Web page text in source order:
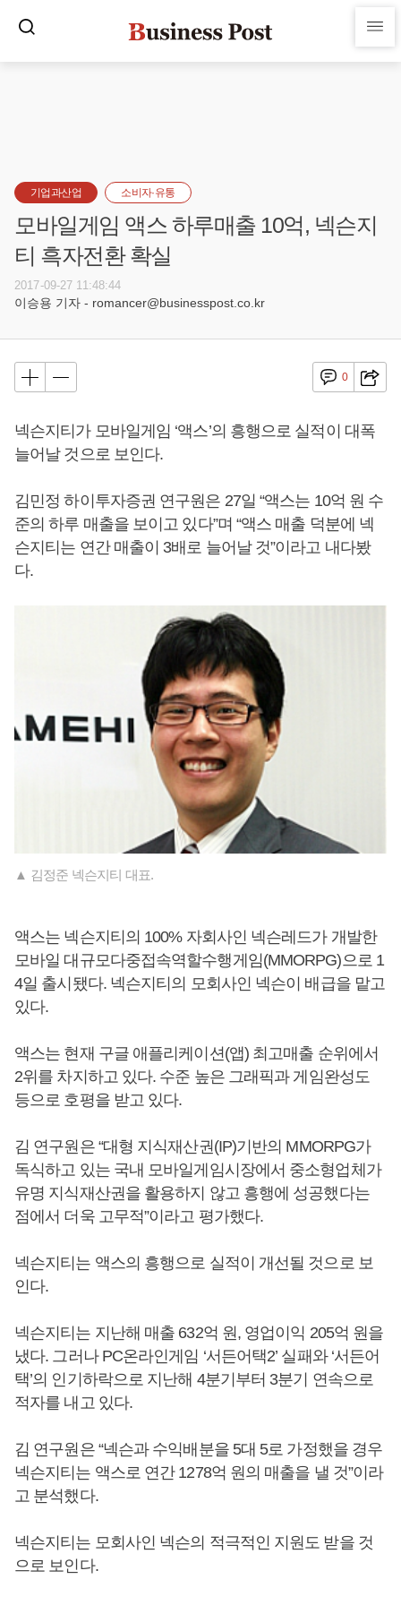
기업과산업 소비자·유통
모바일게임 액스 하루매출 10억, 넥슨지
티 흑자전환 확실
2017-09-27 11:48:44
이승용 기자 - romancer@businesspost.co.kr
0
넥슨지티가 모바일게임 ‘액스’의 흥행으로 실적이 대폭
늘어날 것으로 보인다.
김민정 하이투자증권 연구원은 27일 “액스는 10억 원 수
준의 하루 매출을 보이고 있다”며 “액스 매출 덕분에 넥
슨지티는 연간 매출이 3배로 늘어날 것”이라고 내다봤
다.
▲ 김정준 넥슨지티 대표.
액스는 넥슨지티의 100% 자회사인 넥슨레드가 개발한
모바일 대규모다중접속역할수행게임(MMORPG)으로 1
4일 출시됐다. 넥슨지티의 모회사인 넥슨이 배급을 맡고
있다.
액스는 현재 구글 애플리케이션(앱) 최고매출 순위에서
2위를 차지하고 있다. 수준 높은 그래픽과 게임완성도
등으로 호평을 받고 있다.
김 연구원은 “대형 지식재산권(IP)기반의 MMORPG가
독식하고 있는 국내 모바일게임시장에서 중소형업체가
유명 지식재산권을 활용하지 않고 흥행에 성공했다는
점에서 더욱 고무적”이라고 평가했다.
넥슨지티는 액스의 흥행으로 실적이 개선될 것으로 보
인다.
넥슨지티는 지난해 매출 632억 원, 영업이익 205억 원을
냈다. 그러나 PC온라인게임 ‘서든어택2’ 실패와 ‘서든어
택’의 인기하락으로 지난해 4분기부터 3분기 연속으로
적자를 내고 있다.
김 연구원은 “넥슨과 수익배분을 5대 5로 가정했을 경우
넥슨지티는 액스로 연간 1278억 원의 매출을 낼 것”이라
고 분석했다.
넥슨지티는 모회사인 넥슨의 적극적인 지원도 받을 것
으로 보인다.